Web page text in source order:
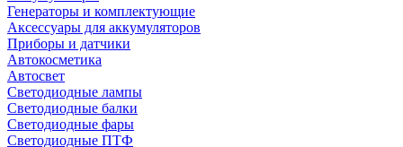
Генераторы и комплектующие
Аксессуары для аккумуляторов
Приборы и датчики
Автокосметика
Автосвет
Светодиодные лампы
Светодиодные балки
Светодиодные фары
Светодиодные ПТФ